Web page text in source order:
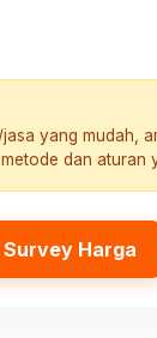
yang mudah,
dan aturan
Harga